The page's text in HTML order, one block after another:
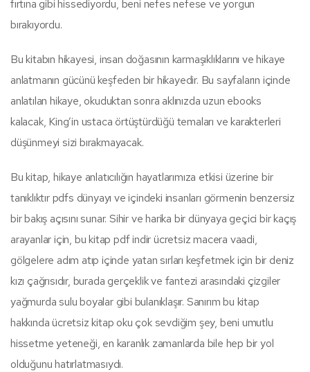
fırtına gibi hissediyordu, beni nefes nefese ve yorgun
bırakıyordu.
Bu kitabın hikayesi, insan doğasının karmaşıklıklarını ve hikaye
anlatmanın gücünü keşfeden bir hikayedir. Bu sayfaların içinde
anlatılan hikaye, okuduktan sonra aklınızda uzun ebooks
kalacak, King’in ustaca örtüştürdüğü temaları ve karakterleri
düşünmeyi sizi bırakmayacak.
Bu kitap, hikaye anlatıcılığın hayatlarımıza etkisi üzerine bir
tanıklıktır pdfs dünyayı ve içindeki insanları görmenin benzersiz
bir bakış açısını sunar. Sihir ve harika bir dünyaya geçici bir kaçış
arayanlar için, bu kitap pdf indir ücretsiz macera vaadi,
gölgelere adım atıp içinde yatan sırları keşfetmek için bir deniz
kızı çağrısıdır, burada gerçeklik ve fantezi arasındaki çizgiler
yağmurda sulu boyalar gibi bulanıklaşır. Sanırım bu kitap
hakkında ücretsiz kitap oku çok sevdiğim şey, beni umutlu
hissetme yeteneği, en karanlık zamanlarda bile hep bir yol
olduğunu hatırlatmasıydı.